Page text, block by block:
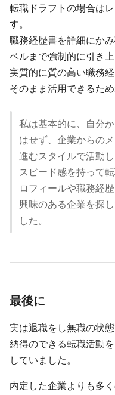
転職ドラフトの場合は
す。
職務経歴書を詳細にか
ベルまで強制的に引き
実質的に質の高い職務
そのまま活用できるた
私は基本的に、自分
はせず、企業からの
進むスタイルで活動し
スピード感を持って
ロフィールや職務経
興味のある企業を探
した。
最後に
実は退職をし無職の状態
納得のできる転職活動
していました。
内定した企業よりも多